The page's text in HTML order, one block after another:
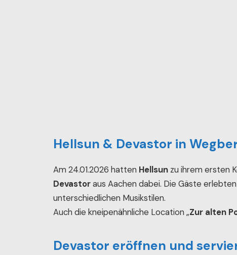
Hellsun & Devastor in
Am 24.01.2026 hatten Hellsun zu ihrem ersten
Devastoraus Aachen dabei. Die Gäste
unterschiedlichen Musikstilen.
Auch die kneipenähnliche Location „Zur alten
Devastor eröffnen und